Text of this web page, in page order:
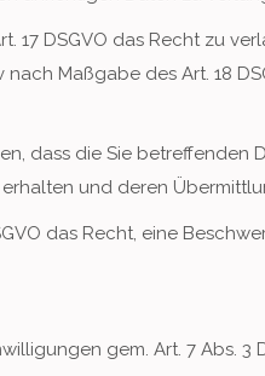
17 DSGVO das Recht zu
Maßgabe des Art. 18
dass die Sie betreffenden
erhalten und deren
das Recht, eine
gem. Art. 7 Abs.